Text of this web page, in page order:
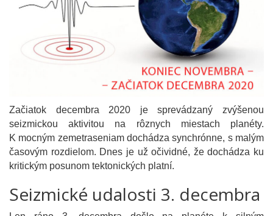
Začiatok decembra 2020 je sprevádzaný zvýšenou
seizmickou aktivitou na rôznych miestach planéty.
K mocným zemetraseniam dochádza synchrónne, s malým
časovým rozdielom. Dnes je už očividné, že dochádza ku
kritickým posunom tektonických platní.
Seizmické udalosti 3. decembra